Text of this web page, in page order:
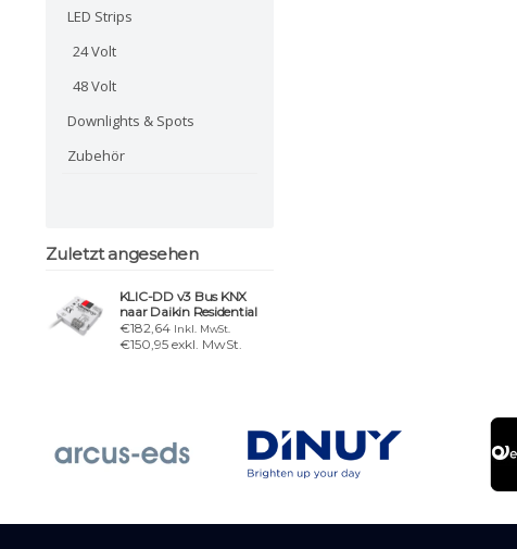
LED Strips
24 Volt
48 Volt
Downlights & Spots
Zubehör
Zuletzt angesehen
KLIC-DD v3 Bus KNX
naar Daikin Residential
€182,64 Inkl. MwSt.
€150,95 exkl. MwSt.